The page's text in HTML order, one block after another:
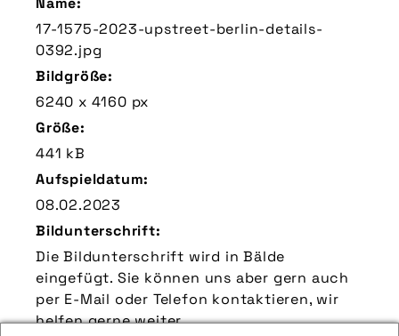
17-1575-2023-upstreet-berlin-details-
0392.jpg
Bildgröße:
6240 x 4160 px
Größe:
441 kB
Aufspieldatum:
08.02.2023
Bildunterschrift:
Die Bildunterschrift wird in Bälde
eingefügt. Sie können uns aber gern auch
per E-Mail oder Telefon kontaktieren, wir
helfen gerne weiter.